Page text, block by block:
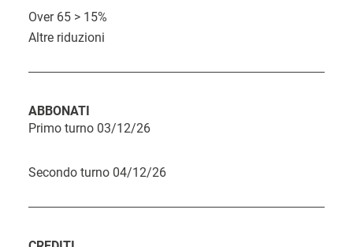
s
Over 65 > 15%
Altre riduzioni
ABBONATI
Primo turno 03/12/26
Secondo turno 04/12/26